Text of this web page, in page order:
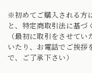
※初めてご購入される方
と、特定商取引法に基づ
（最初に取引をさせて
いたり、お電話でご挨拶
で、ご了承下さい）